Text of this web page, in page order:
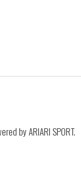
by ARIARI SPORT.